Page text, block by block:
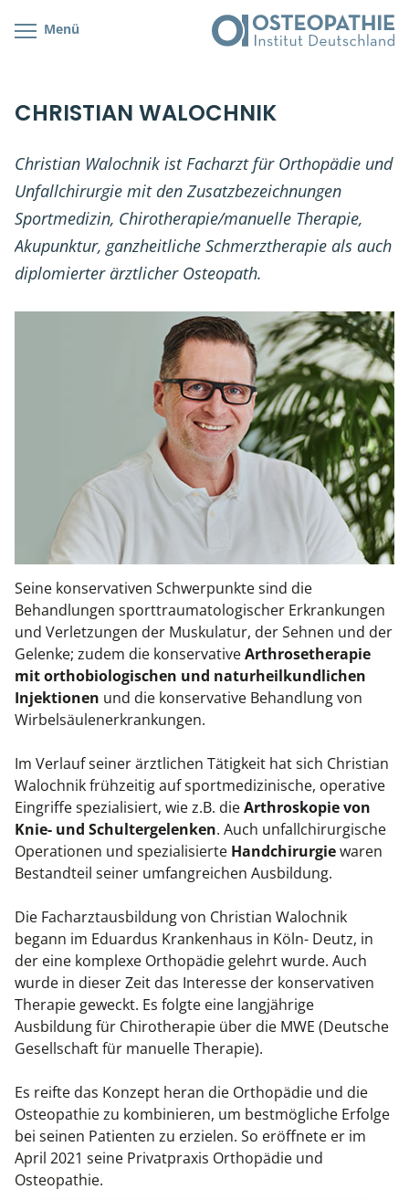
Menü
CHRISTIAN WALOCHNIK
Christian Walochnik ist Facharzt für Orthopädie und
Unfallchirurgie mit den Zusatzbezeichnungen
Sportmedizin, Chirotherapie/manuelle Therapie,
Akupunktur, ganzheitliche Schmerztherapie als auch
diplomierter ärztlicher Osteopath.
Seine konservativen Schwerpunkte sind die
Behandlungen sporttraumatologischer Erkrankungen
und Verletzungen der Muskulatur, der Sehnen und der
Gelenke; zudem die konservativeArthrosetherapie
mit orthobiologischen und naturheilkundlichen
Injektionen und die konservative Behandlung von
Wirbelsäulenerkrankungen.
Im Verlauf seiner ärztlichen Tätigkeit hat sich Christian
Walochnik frühzeitig auf sportmedizinische, operative
Eingriffe spezialisiert, wie z.B. dieArthroskopie von
Knie- und Schultergelenken. Auch unfallchirurgische
Operationen und spezialisierte Handchirurgiewaren
Bestandteil seiner umfangreichen Ausbildung.
Die Facharztausbildung von Christian Walochnik
begann im Eduardus Krankenhaus in Köln- Deutz, in
der eine komplexe Orthopädie gelehrt wurde. Auch
wurde in dieser Zeit das Interesse der konservativen
Therapie geweckt. Es folgte eine langjährige
Ausbildung für Chirotherapie über die MWE (Deutsche
Gesellschaft für manuelle Therapie).
Es reifte das Konzept heran die Orthopädie und die
Osteopathie zu kombinieren, um bestmögliche Erfolge
bei seinen Patienten zu erzielen. So eröffnete er im
April 2021 seine Privatpraxis Orthopädie und
Osteopathie.
Cranial/Neurale Osteopathie
Parietale Osteopathie
Viszerale Osteopathie
Klinische & Praktische Kurse
Prüfung & Zertifikation
Postgraduate- & Spezialkurse
CranioSacrale Ausbildung
Human Reset Week
Kursorte mit Kursangeboten
Bonus-Programm
Veranstaltungsticket DB
Wissenswertes
Teilnehmerliste
Stellenbörse
Soziales Engagement